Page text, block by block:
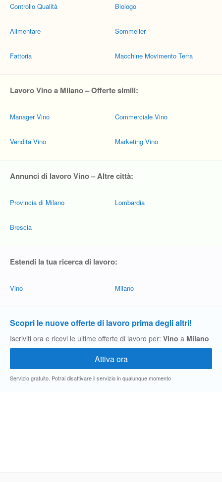
Controllo Qualità
Alimentare
Fattoria
Biologo
Sommelier
Macchine Movimento Terra
Lavoro Vino a Milano – Offerte simili:
Manager Vino
Vendita Vino
Commerciale Vino
Marketing Vino
Annunci di lavoro Vino – Altre città:
Provincia di Milano
Brescia
Lombardia
Estendi la tua ricerca di lavoro:
Vino Milano
Scopri le nuove offerte di lavoro prima degli altri!
Iscriviti ora e ricevi le ultime offerte di lavoro per: Vino a Milano
Servizio gratuito. Potrai disattivare il servizio in qualunque momento